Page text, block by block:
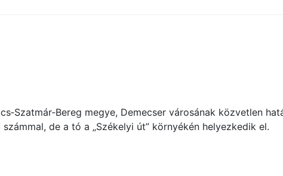
megye, Demecser városának közvetlen
de a tó a „Székelyi út” környékén helyezkedik el.